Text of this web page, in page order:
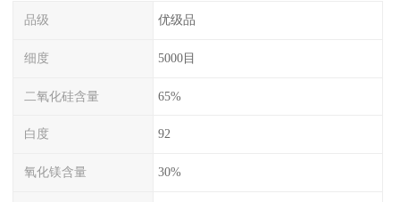
品级 优级品
细度 5000目
二氧化硅含量 65%
白度 92
氧化镁含量 30%